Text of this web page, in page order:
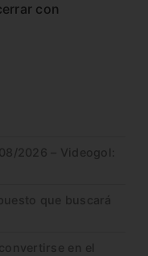
con
2026 – Videogol:
que buscará
en el